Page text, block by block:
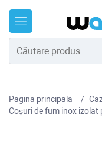
Pagina principala
Coșuri de fum inox izolat